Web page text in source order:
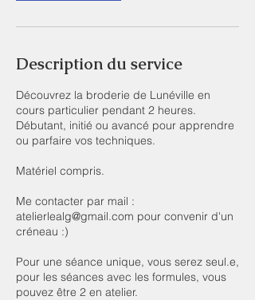
Description du service
Découvrez la broderie de Lunéville en
cours particulier pendant 2 heures.
Débutant, initié ou avancé pour apprendre
ou parfaire vos techniques.
Matériel compris.
Me contacter par mail :
atelierlealg@gmail.com pour convenir d'un
créneau :)
Pour une séance unique, vous serez seul.e,
pour les séances avec les formules, vous
pouvez être 2 en atelier.